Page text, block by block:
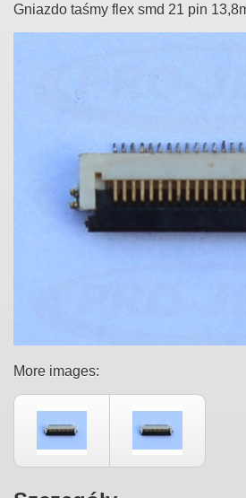
Gniazdo taśmy flex smd 21 pin
More images: